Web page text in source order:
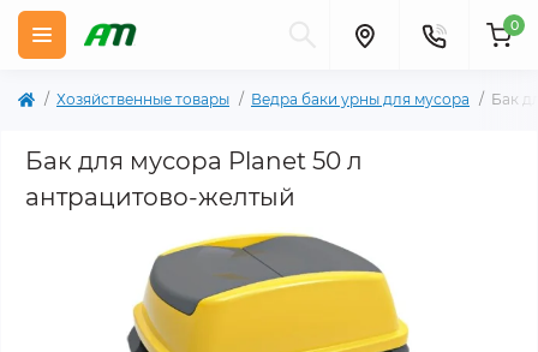
0
Хозяйственные товары Ведра баки урны для мусора Бак
Бак для мусора Planet 50 л
антрацитово-желтый